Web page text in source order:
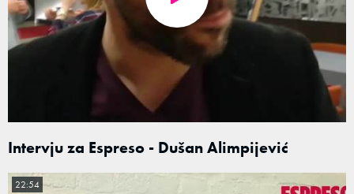
Intervju za Espreso - Dušan Alimpijević
22:54